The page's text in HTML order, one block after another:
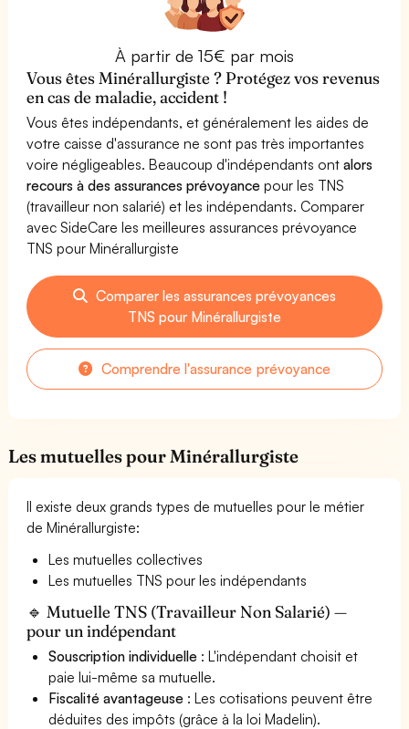
À partir de 15€ par mois
Vous êtes Minérallurgiste ? Protégez vos revenus
en cas de maladie, accident !
Vous êtes indépendants, et généralement les aides de
votre caisse d'assurance ne sont pas très importantes
voire négligeables. Beaucoup d'indépendants ontalors
recours à des assurances prévoyance pour les TNS
(travailleur non salarié) et les indépendants. Comparer
avec SideCare les meilleures assurances prévoyance
TNS pour Minérallurgiste
Comparer les assurances prévoyances
TNS pour Minérallurgiste
Comprendre l'assurance prévoyance
Les mutuelles pour Minérallurgiste
Il existe deux grands types de mutuelles pour le métier
de Minérallurgiste:
Les mutuelles collectives
Les mutuelles TNS pour les indépendants
🔹 Mutuelle TNS (Travailleur Non Salarié) —
pour un indépendant
Souscription individuelle : L'indépendant choisit et
paie lui-même sa mutuelle.
Fiscalité avantageuse : Les cotisations peuvent être
déduites des impôts (grâce à la loi Madelin).